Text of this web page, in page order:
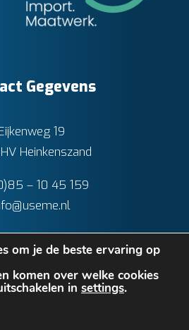
Gegevens
19
Heinkenszand
– 10 45 159
om je de beste ervaring op
komen over welke cookies
in settings.